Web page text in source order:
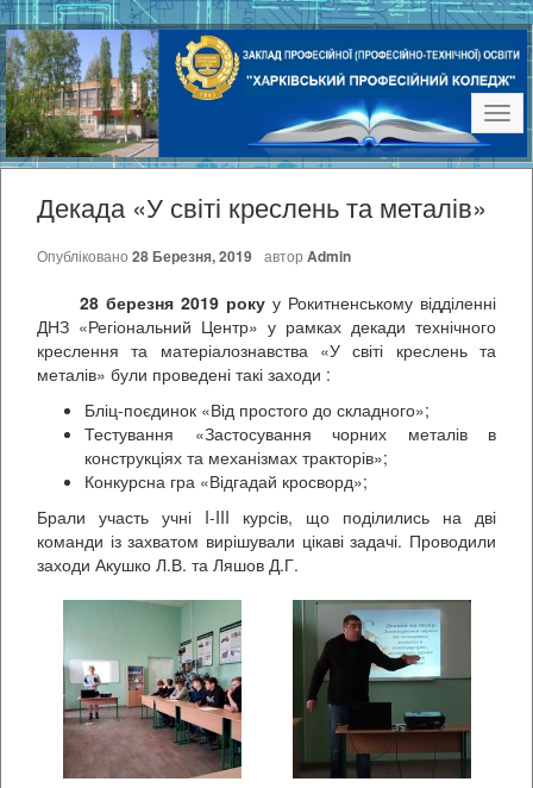
Декада «У світі креслень та металів»
Опубліковано 28 Березня, 2019 автор Admin
28 березня 2019 року у Рокитненському відділенні
ДНЗ «Регіональний Центр» у рамках декади технічного
креслення та матеріалознавства «У світі креслень та
металів» були проведені такі заходи :
Бліц-поєдинок «Від простого до складного»;
Тестування «Застосування чорних металів в
конструкціях та механізмах тракторів»;
Конкурсна гра «Відгадай кросворд»;
Брали участь учні I-III курсів, що поділились на дві
команди із захватом вирішували цікаві задачі. Проводили
заходи Акушко Л.В. та Ляшов Д.Г.